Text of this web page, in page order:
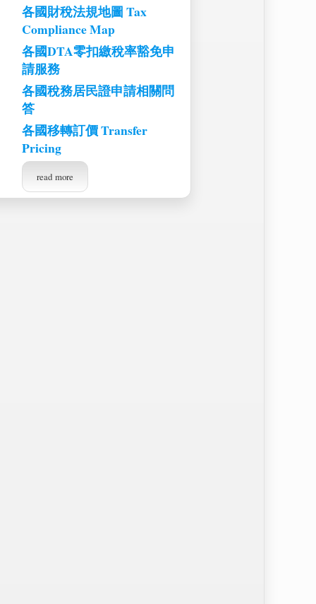
各國財稅法規地圖 Tax
Compliance Map
各國DTA零扣繳稅率豁免申
請服務
各國稅務居民證申請相關問
答
各國移轉訂價 Transfer
Pricing
read more